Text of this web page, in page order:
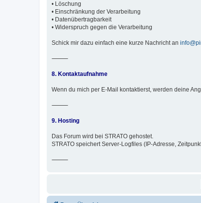
• Löschung
• Einschränkung der Verarbeitung
• Datenübertragbarkeit
• Widerspruch gegen die Verarbeitung
Schick mir dazu einfach eine kurze Nachricht an
⸻
8. Kontaktaufnahme
Wenn du mich per E-Mail kontaktierst, werden deine
⸻
9. Hosting
Das Forum wird bei STRATO gehostet.
STRATO speichert Server-Logfiles (IP-Adresse,
⸻